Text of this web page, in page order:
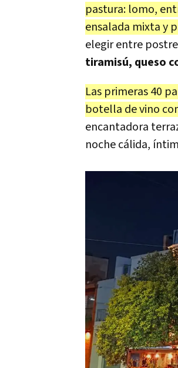
pastura: lomo,
ensalada mixta y
elegir entre
tiramisú, queso
Las primeras 40
botella de vino
encantadora
noche cálida,